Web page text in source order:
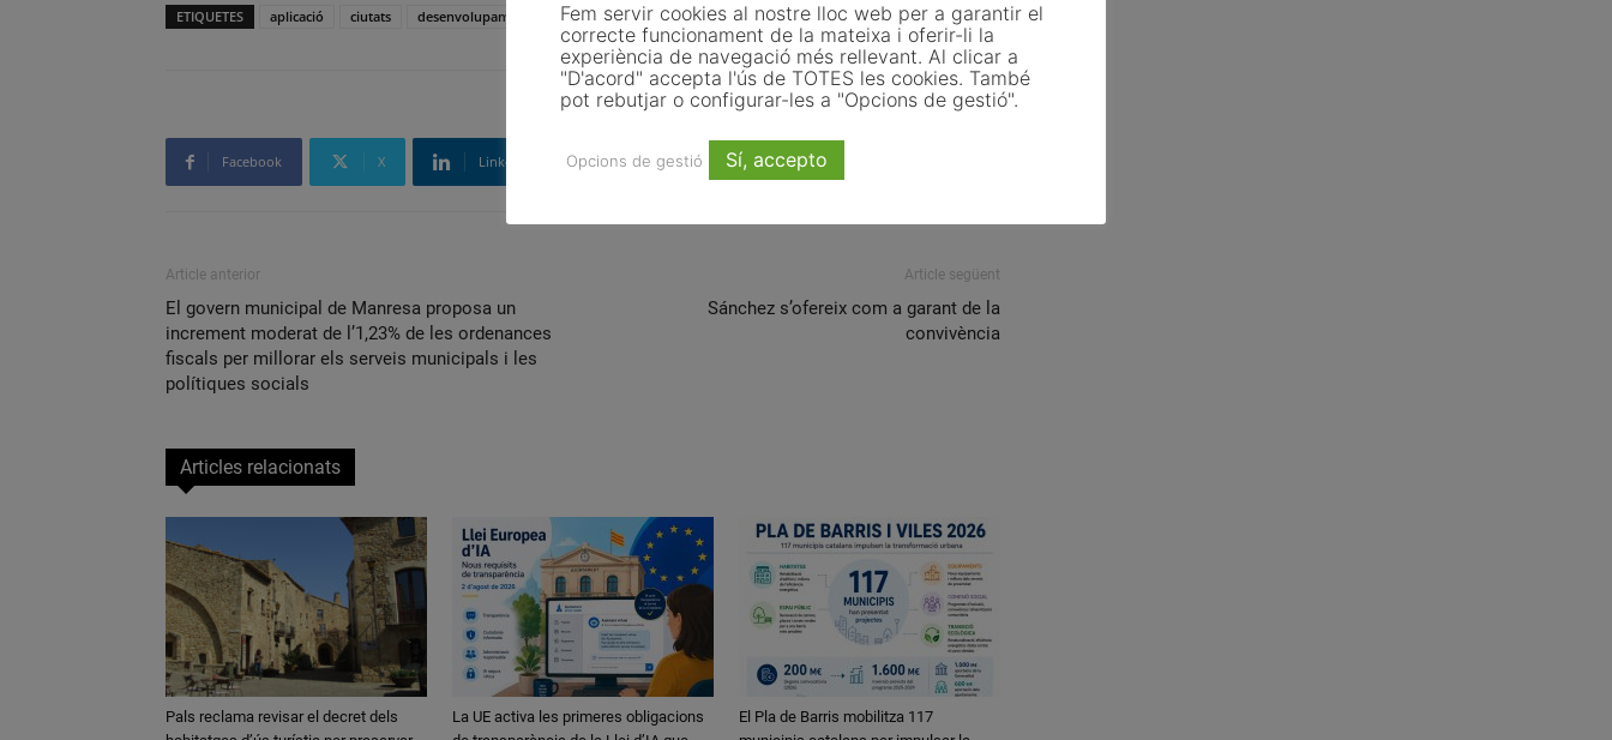
ETIQUETES aplicació ciutats desenvolupament sostenible Govern municipis objectius paper regions
Facebook X Linkedin Email WhatsApp
Article anterior
El govern municipal de Manresa proposa un
increment moderat de l’1,23% de les ordenances
fiscals per millorar els serveis municipals i les
polítiques socials
Article següent
Sánchez s’ofereix com a garant de la
convivència
Articles relacionats
Pals reclama revisar el decret dels
La UE activa les primeres obligacions
El Pla de Barris mobilitza 117
Fem servir cookies al nostre lloc web per a garantir el
correcte funcionament de la mateixa i oferir-li la
experiència de navegació més rellevant. Al clicar a
"D'acord" accepta l'ús de TOTES les cookies. També
pot rebutjar o configurar-les a "Opcions de gestió".
Opcions de gestió Sí, accepto